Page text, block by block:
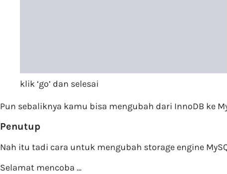
klik ‘go’ dan selesai
Pun sebaliknya kamu bisa mengubah dari InnoDB ke
Penutup
Nah itu tadi cara untuk mengubah storage engine
Selamat mencoba …